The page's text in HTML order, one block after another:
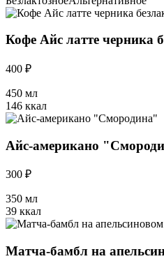
Кофе Айс латте черника
400 ₽
450 мл
146 ккал
Айс-американо
300 ₽
350 мл
39 ккал
Матча-бамбл на